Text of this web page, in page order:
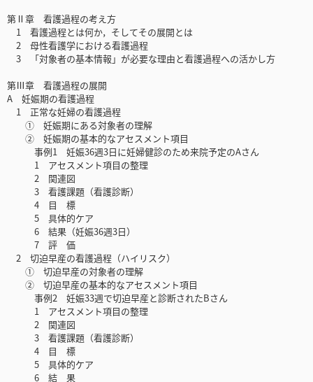
第Ⅱ章 看護過程の考え方
1 看護過程とは何か，そしてその展開とは
2 母性看護学における看護過程
3 「対象者の基本情報」が必要な理由と看護過程への活かし方
第Ⅲ章 看護過程の展開
A 妊娠期の看護過程
1 正常な妊婦の看護過程
① 妊娠期にある対象者の理解
② 妊娠期の基本的なアセスメント項目
事例1 妊娠36週3日に妊婦健診のため来院予定のAさん
1 アセスメント項目の整理
2 関連図
3 看護課題（看護診断）
4 目 標
5 具体的ケア
6 結果（妊娠36週3日）
7 評 価
2 切迫早産の看護過程（ハイリスク）
① 切迫早産の対象者の理解
② 切迫早産の基本的なアセスメント項目
事例2 妊娠33週で切迫早産と診断されたBさん
1 アセスメント項目の整理
2 関連図
3 看護課題（看護診断）
4 目 標
5 具体的ケア
6 結 果